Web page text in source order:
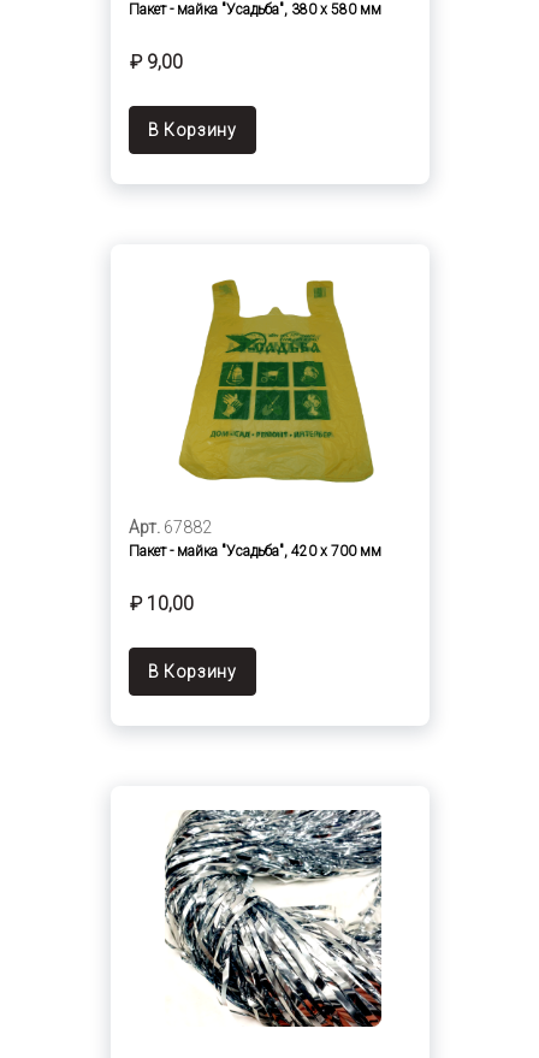
Пакет - майка "Усадьба", 380 х 580 мм
₽ 9,00
В Корзину
Арт. 67882
Пакет - майка "Усадьба", 420 х 700 мм
₽ 10,00
В Корзину